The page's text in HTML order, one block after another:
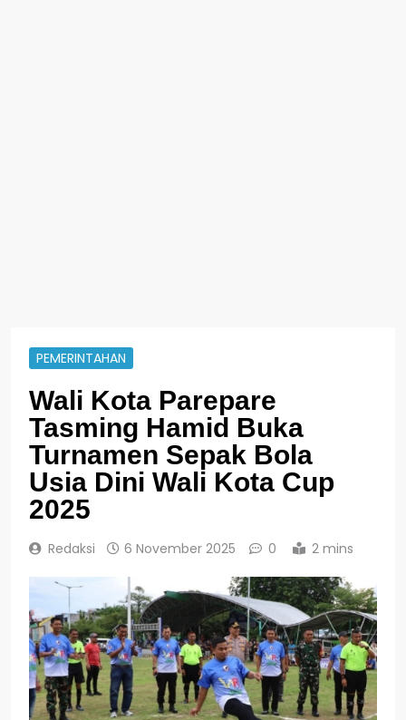
PEMERINTAHAN
Wali Kota Parepare
Tasming Hamid Buka
Turnamen Sepak Bola
Usia Dini Wali Kota Cup
2025
Redaksi 6 November 2025 0 2 mins